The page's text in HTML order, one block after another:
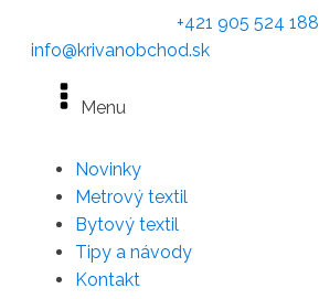
+421 905 524 188
info@krivanobchod.sk
Menu
Novinky
Metrový textil
Bytový textil
Tipy a návody
Kontakt